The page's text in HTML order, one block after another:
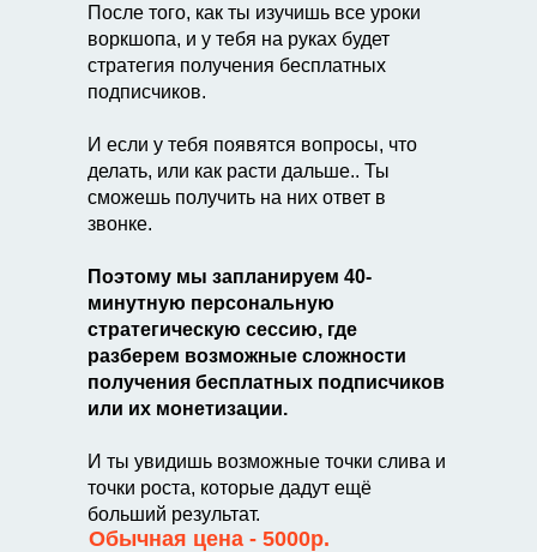
После того, как ты изучишь все уроки
воркшопа, и у тебя на руках будет
стратегия получения бесплатных
подписчиков.
И если у тебя появятся вопросы, что
делать, или как расти дальше.. Ты
сможешь получить на них ответ в
звонке.
Поэтому мы запланируем 40-
минутную персональную
стратегическую сессию, где
разберем возможные сложности
получения бесплатных подписчиков
или их монетизации.
И ты увидишь возможные точки слива и
точки роста, которые дадут ещё
больший результат.
Обычная цена - 5000р.